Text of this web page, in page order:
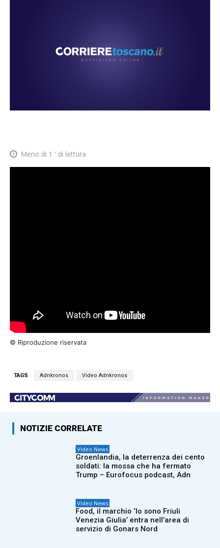
Meno di 1 ' di lettura
© Riproduzione riservata
TAGS Adnkronos Video Adnkronos
NOTIZIE CORRELATE
Video News
Groenlandia, la deterrenza dei cento
soldati: la mossa che ha fermato
Trump – Eurofocus podcast, Adn
Video News
Food, il marchio ‘Io sono Friuli
Venezia Giulia’ entra nell’area di
servizio di Gonars Nord